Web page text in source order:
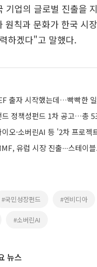
기업의 글로벌 진출을
원칙과 문화가 한국 시
하겠다"고 말했다.
출자 시작했는데…빡빡한
유럽 시장 진출∙∙∙스테이
#국민성장펀드 #엔비디아
#소버린AI
뉴스